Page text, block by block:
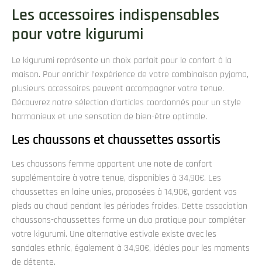
Les accessoires indispensables
pour votre kigurumi
Le kigurumi représente un choix parfait pour le confort à la
maison. Pour enrichir l’expérience de votre combinaison pyjama,
plusieurs accessoires peuvent accompagner votre tenue.
Découvrez notre sélection d’articles coordonnés pour un style
harmonieux et une sensation de bien-être optimale.
Les chaussons et chaussettes assortis
Les chaussons femme apportent une note de confort
supplémentaire à votre tenue, disponibles à 34,90€. Les
chaussettes en laine unies, proposées à 14,90€, gardent vos
pieds au chaud pendant les périodes froides. Cette association
chaussons-chaussettes forme un duo pratique pour compléter
votre kigurumi. Une alternative estivale existe avec les
sandales ethnic, également à 34,90€, idéales pour les moments
de détente.